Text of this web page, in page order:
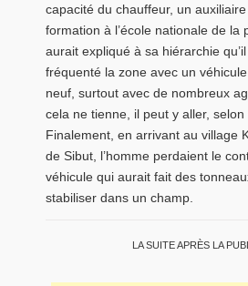
capacité du chauffeur, un
formation à l’école nationale de la
aurait expliqué à sa hiérarchie qu’il
fréquenté la zone avec un
neuf, surtout avec de nombreux
cela ne tienne, il peut y aller, selon
Finalement, en arrivant au village
de Sibut, l’homme perdaient le
véhicule qui aurait fait des
stabiliser dans un champ.
LA SUITE APRÈS LA